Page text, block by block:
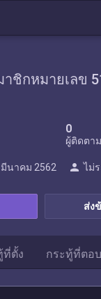
าชิกหมายเลข
0
ผู้ติดตาม
ส่ง
มีนาคม 2562 person ไม่
ที่ตั้ง กระทู้ที่ตอบ